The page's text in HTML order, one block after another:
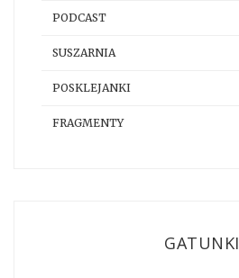
PODCAST
SUSZARNIA
POSKLEJANKI
FRAGMENTY
GATUNKI